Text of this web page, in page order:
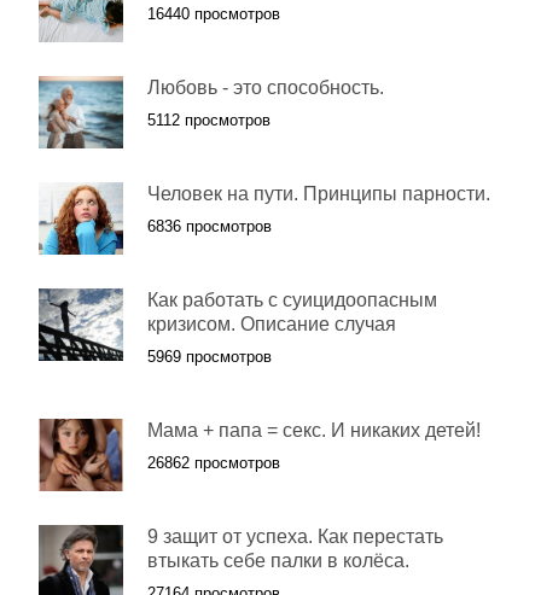
16440 просмотров
Любовь - это способность.
5112 просмотров
Человек на пути. Принципы парности.
6836 просмотров
Как работать с суицидоопасным
кризисом. Описание случая
5969 просмотров
Мама + папа = секс. И никаких детей!
26862 просмотров
9 защит от успеха. Как перестать
втыкать себе палки в колёса.